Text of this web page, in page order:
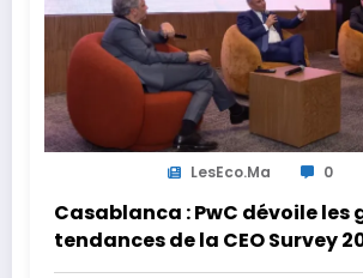
LesEco.ma 0
Casablanca : PwC dévoile les
tendances de la CEO Survey